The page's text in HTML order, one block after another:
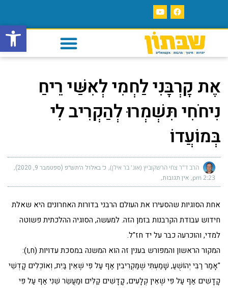
פתח
אֶת קָרְבָּנִי לַחְמִי לְאִשַּׁי רֵיחַ
נִיחֹחִי תִּשְׁמְרוּ לְהַקְרִיב לִי
בְּמוֹעֲדוֹ
הרב ד"ר צחי הרשקוביץ (אונ' בר אילן) כ׳ באלול ה׳תש״פ (ספטמבר 9, 2020)
2:23 pm אין תגובות
אחת הסוגיות שהסעירו את העולם הרבני בדורות האחרונים היא שאלת
חידוש עבודת הקרבנות בזמן הזה. למעשה, הסוגיה ההלכתית פשוטה
למדי, והוכרעה כבר על יד חז"ל.
המקור הראשון והמפורש בענין זה הוא המשנה במסכת עדויות (ח,ו):
"אָמַר רַבִּי יְהוֹשֻׁעַ, שָׁמַעְתִּי שֶׁמַּקְרִיבִין אַף עַל פִּי שֶׁאֵין בַּיִת, וְאוֹכְלִים קָדְשֵׁי
קָדָשִׁים אַף עַל פִּי שֶׁאֵין קְלָעִים, קָדָשִׁים קַלִּים וּמַעֲשֵׂר שֵׁנִי אַף עַל פִּי